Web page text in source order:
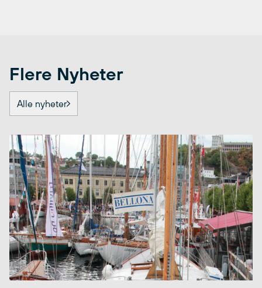
Flere Nyheter
Alle nyheter